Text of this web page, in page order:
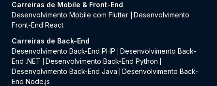
Carreiras de Mobile & Front-End
Desenvolvimento Mobile com Flutter
Desenvolvimento
Front-End React
Carreiras de Back-End
Desenvolvimento Back-End PHP
Desenvolvimento Back-
End .NET
Desenvolvimento Back-End Python
Desenvolvimento Back-End Java
Desenvolvimento Back-
End Node.js